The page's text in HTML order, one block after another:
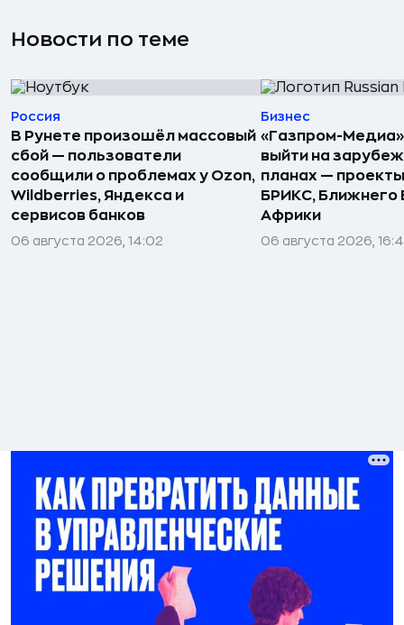
Новости по теме
Россия
В Рунете произошёл массовый
сбой — пользователи
сообщили о проблемах у Ozon,
Wildberries, Яндекса и
сервисов банков
06 августа 2026, 14:02
Бизнес
«Газпром-Медиа»
выйти на
планах —
БРИКС, Ближнего
Африки
06 августа 2026,